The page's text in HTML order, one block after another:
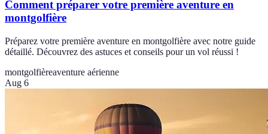
Comment préparer votre première aventure en
montgolfière
Préparez votre première aventure en montgolfière avec notre guide
détaillé. Découvrez des astuces et conseils pour un vol réussi !
montgolfièreaventure aérienne
Aug 6